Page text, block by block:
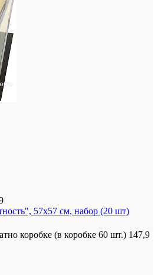
57x57 см, набор (20 шт)
коробке (в коробке 60 шт.) 147,9